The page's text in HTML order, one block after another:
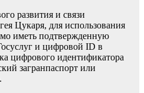
развития и связи
Цукаря, для использования
иметь подтвержденную
и цифровой ID в
цифрового идентификатора
загранпаспорт или